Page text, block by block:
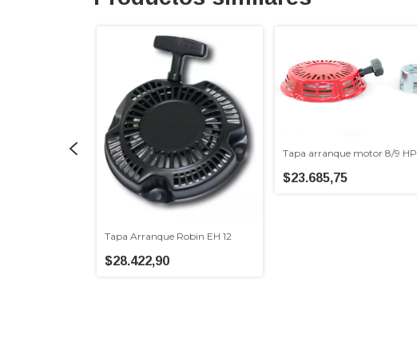
Tapa Arranque Robin EH 12
$28.422,90
Tapa arranque motor 8/9 HP
$23.685,75